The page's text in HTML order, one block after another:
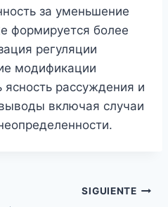
за уменьшение
формируется более
регуляции
модификации
ясность рассуждения и
включая случаи
SIGUIENTE